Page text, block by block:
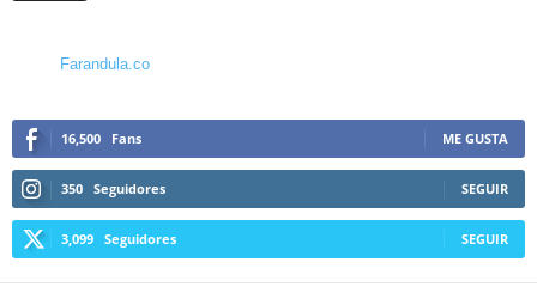
Farandula.co
16,500 Fans ME GUSTA
350 Seguidores SEGUIR
3,099 Seguidores SEGUIR